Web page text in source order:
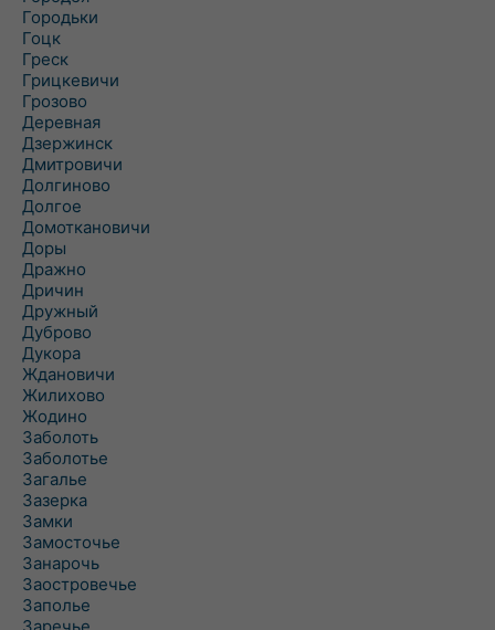
Городьки
Гоцк
Греск
Грицкевичи
Грозово
Деревная
Дзержинск
Дмитровичи
Долгиново
Долгое
Домоткановичи
Доры
Дражно
Дричин
Дружный
Дуброво
Дукора
Ждановичи
Жилихово
Жодино
Заболоть
Заболотье
Загалье
Зазерка
Замки
Замосточье
Занарочь
Заостровечье
Заполье